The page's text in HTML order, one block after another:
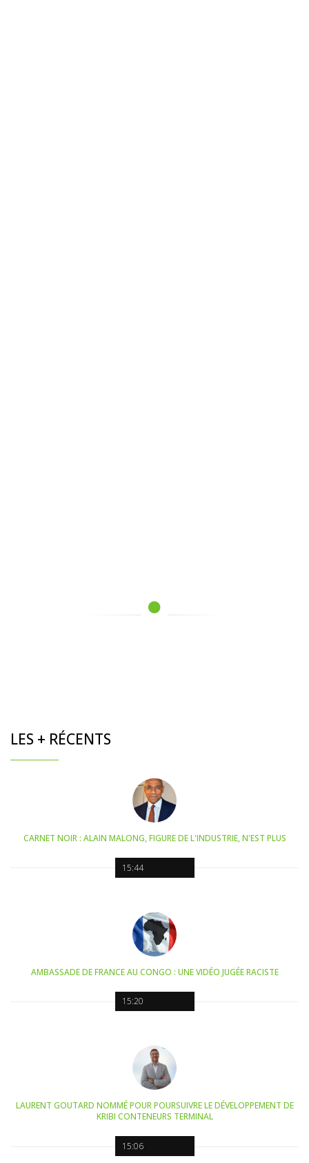
LES + RÉCENTS
15:44
CARNET NOIR : ALAIN MALONG, FIGURE DE L'INDUSTRIE, N'EST PLUS
15:20
AMBASSADE DE FRANCE AU CONGO : UNE VIDÉO JUGÉE RACISTE
15:06
LAURENT GOUTARD NOMMÉ POUR POURSUIVRE LE DÉVELOPPEMENT DE
KRIBI CONTENEURS TERMINAL